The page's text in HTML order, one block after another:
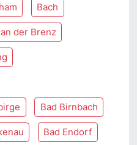
Bach
der Brenz
Bad Birnbach
Bad Endorf